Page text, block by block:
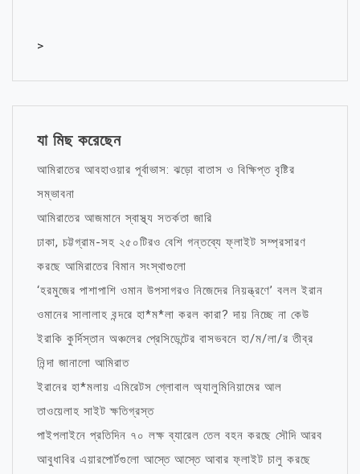
>
যা মিছ করেছেন
আমিরাতের আবহাওয়ার পূর্বাভাস: ঝড়ো বাতাস ও বিক্ষিপ্ত বৃষ্টির
সম্ভাবনা
আমিরাতের আজমানে স্বাস্থ্য সতর্কতা জারি
ঢাকা, চট্টগ্রাম-সহ ২৫০টিরও বেশি গন্তব্যে ফ্লাইট সম্প্রসারণ
করছে আমিরাতের বিমান সংস্থাগুলো
‘হরমুজের পাশাপাশি ওমান উপসাগরও নিজেদের নিয়ন্ত্রণে’ বলল ইরান
ওমানের সালালাহ বন্দরে হা*ম*লা করল কারা? দায় নিচ্ছে না কেউ
ইরাকি কুর্দিস্তান অঞ্চলের প্রেসিডেন্টের বাসভবনে হা/ম/লা/র তীব্র
নিন্দা জানালো আমিরাত
ইরানের হা*মলায় এমিরেটস গ্লোবাল অ্যালুমিনিয়ামের আল
তাওয়েলাহ সাইট ক্ষতিগ্রস্ত
পাইপলাইনে প্রতিদিন ৭০ লক্ষ ব্যারেল তেল বহন করছে সৌদি আরব
আবুধাবির এয়ারপোর্টগুলো আস্তে আস্তে আবার ফ্লাইট চালু করছে